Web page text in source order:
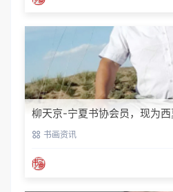
柳天京-宁夏书协会员，现为
书画资讯